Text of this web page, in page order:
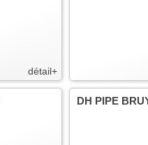
détail+
DH PIPE